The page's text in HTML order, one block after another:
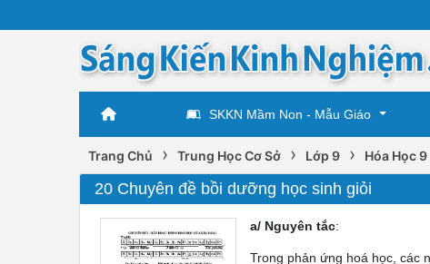
SKKN Mầm Non - Mẫu Giáo
Trang Chủ › Trung Học Cơ Sở › Lớp 9 › Hóa Học 9
20 Chuyên đề bồi dưỡng học sinh giỏi
a/ Nguyên tắc:
Trong phản ứng hoá học, các